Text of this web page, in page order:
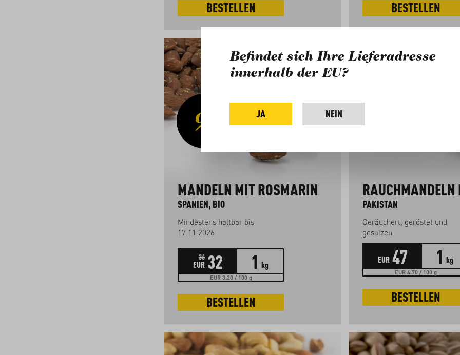
BESTELLEN BESTELLEN
MANDELN MIT ROSMARIN
SPANIEN, BIO
Mindestens haltbar bis
17.11.2026
36
EUR 32 1 kg
EUR 3.20 / 100 g
BESTELLEN
PAKISTAN
Geräuchert, geröstet und
gesalzen
EUR 47 1 kg
EUR 4.70 / 100 g
BESTELLEN
Befindet sich Ihre Lieferadresse
innerhalb der EU?
JA NEIN